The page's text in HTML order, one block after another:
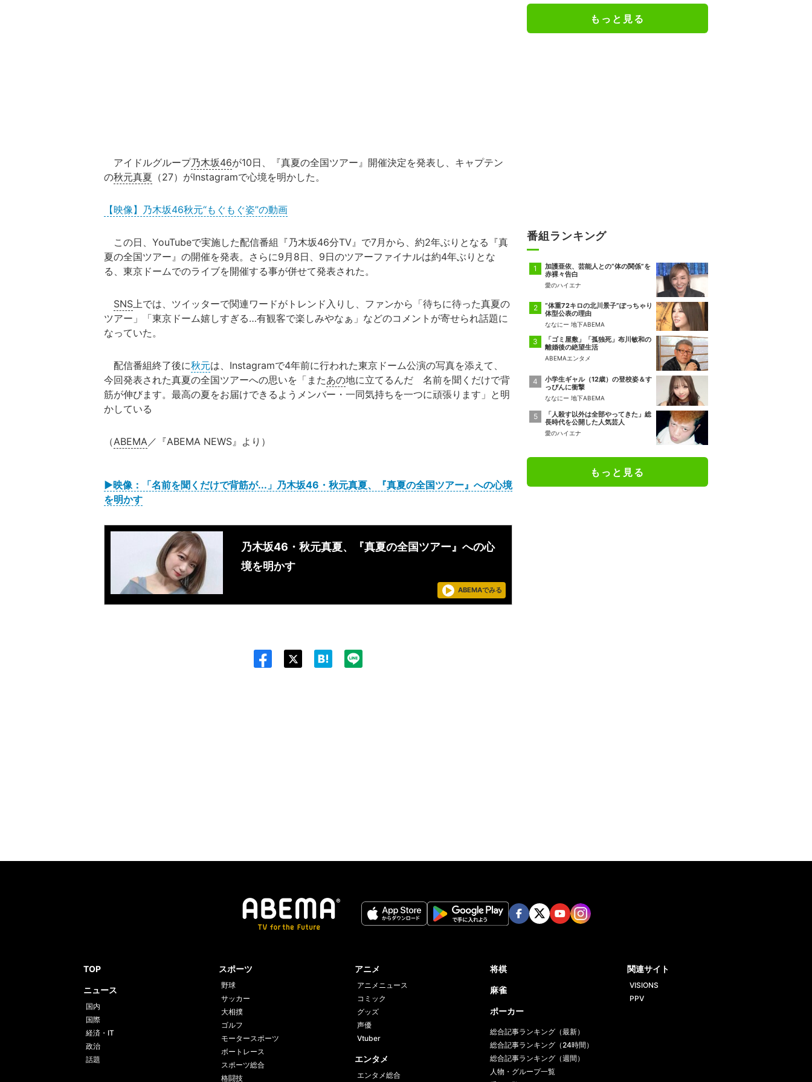
アイドルグループ乃木坂46が10日、『真夏の全国ツアー』開催決定を発表し、キャプテン
の秋元真夏 （27）がInstagramで心境を明かした。
【映像】乃木坂46秋元“もぐもぐ姿”の動画
この日、YouTubeで実施した配信番組『乃木坂46分TV』で7月から、約2年ぶりとなる『真
夏の全国ツアー』の開催を発表。さらに9月8日、9日のツアーファイナルは約4年ぶりとな
る、東京ドームでのライブを開催する事が併せて発表された。
SNS上では、ツイッターで関連ワードがトレンド入りし、ファンから「待ちに待った真夏の
ツアー」「東京ドーム嬉しすぎる…有観客で楽しみやなぁ」などのコメントが寄せられ話題に
なっていた。
配信番組終了後に秋元は、Instagramで4年前に行われた東京ドーム公演の写真を添えて、
今回発表された真夏の全国ツアーへの思いを「またあの地に立てるんだ 名前を聞くだけで背
筋が伸びます。最高の夏をお届けできるようメンバー・一同気持ちを一つに頑張ります」と明
かしている
（ABEMA／『ABEMA NEWS』より）
▶映像：「名前を聞くだけで背筋が...」乃木坂46・秋元真夏、『真夏の全国ツアー』への心境
を明かす
乃木坂46・秋元真夏、『真夏の全国ツアー』への心
境を明かす
ABEMAでみる
もっと見る
番組ランキング
加護亜依、芸能人との“体の関係”を
赤裸々告白
愛のハイエナ
“体重72キロの北川景子”ぽっちゃり
体型公表の理由
ななにー 地下ABEMA
「ゴミ屋敷」「孤独死」布川敏和の
離婚後の絶望生活
ABEMAエンタメ
小学生ギャル（12歳）の登校姿＆す
っぴんに衝撃
ななにー 地下ABEMA
「人殺す以外は全部やってきた」総
長時代を公開した人気芸人
愛のハイエナ
もっと見る
TOP
ニュース
国内
国際
経済・IT
政治
話題
スポーツ
野球
サッカー
大相撲
ゴルフ
モータースポーツ
ボートレース
スポーツ総合
格闘技
アニメ
アニメニュース
コミック
グッズ
声優
Vtuber
エンタメ
エンタメ総合
将棋
麻雀
ポーカー
総合記事ランキング（最新）
総合記事ランキング（24時間）
総合記事ランキング（週間）
人物・グループ一覧
関連サイト
VISIONS
PPV